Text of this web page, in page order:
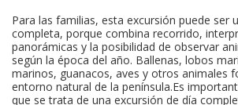
Para las familias, esta excursión puede ser
completa, porque combina recorrido,
panorámicas y la posibilidad de observar
según la época del año. Ballenas, lobos
marinos, guanacos, aves y otros animales
entorno natural de la península.Es
que se trata de una excursión de día